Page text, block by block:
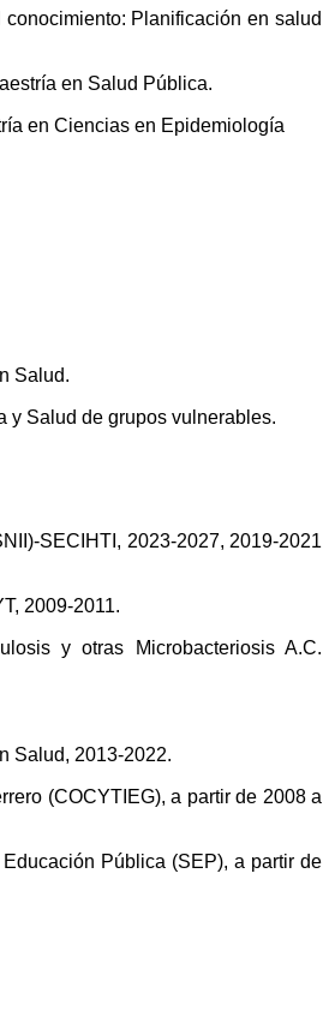
Planificación en salud
en Salud Pública.
en Ciencias en Epidemiología
Salud.
y Salud de grupos vulnerables.
SECIHTI, 2023-2027, 2019-2021
2009-2011.
y otras Microbacteriosis A.C.
Salud, 2013-2022.
(COCYTIEG), a partir de 2008 a
Pública (SEP), a partir de